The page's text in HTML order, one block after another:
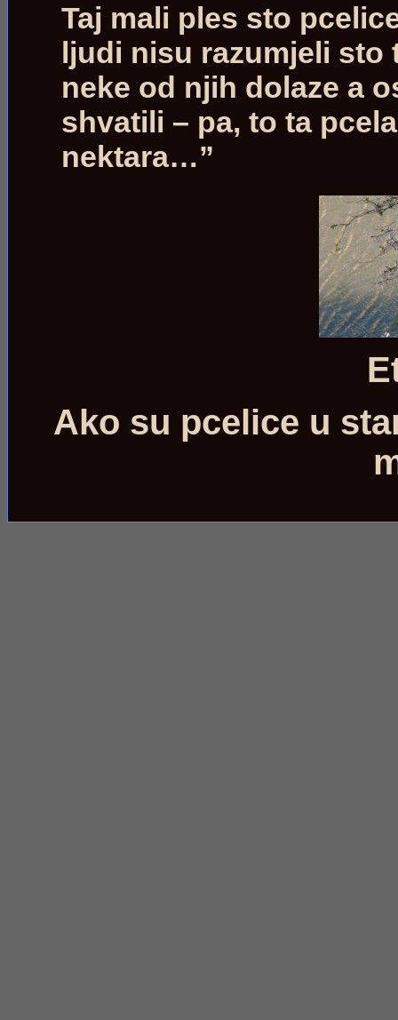
Taj mali ples sto
ljudi nisu razumjeli sto
neke od njih dolaze a
shvatili – pa, to ta
nektara…”
Ako su pcelice u